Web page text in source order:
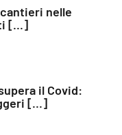
nelle
[...]
il Covid:
[...]